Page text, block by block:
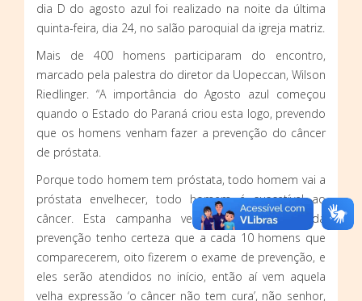
dia D do agosto azul foi realizado na noite da última
quinta-feira, dia 24, no salão paroquial da igreja matriz.
Mais de 400 homens participaram do encontro,
marcado pela palestra do diretor da Uopeccan, Wilson
Riedlinger. “A importância do Agosto azul começou
quando o Estado do Paraná criou esta logo, prevendo
que os homens venham fazer a prevenção do câncer
de próstata.
Porque todo homem tem próstata, todo homem vai a
próstata envelhecer, todo homem é suscetível ao
câncer. Esta campanha vem prevenir, dentro da
prevenção tenho certeza que a cada 10 homens que
comparecerem, oito fizerem o exame de prevenção, e
eles serão atendidos no início, então aí vem aquela
velha expressão ‘o câncer não tem cura’, não senhor,